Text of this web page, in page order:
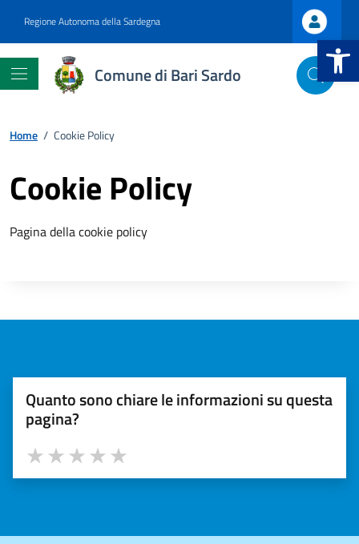
Apri la
Regione Autonoma della Sardegna
Comune di Bari Sardo
Home / Cookie Policy
Cookie Policy
Pagina della cookie policy
Quanto sono chiare le informazioni su questa
pagina?
Valuta 5 stelle su 5
Valuta 4 stelle su 5
Valuta 3 stelle su 5
Valuta 2 stelle su 5
Valuta 1 stelle su 5